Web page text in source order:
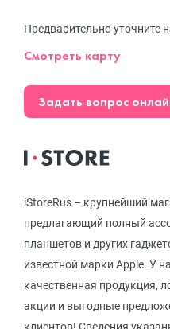
iStoreRus – крупнейший
предлагающий полный
планшетов и других
известной марки Apple. У
качественная продукция,
акции и выгодные
Предварительно уточните
Смотреть карту
Задать вопрос